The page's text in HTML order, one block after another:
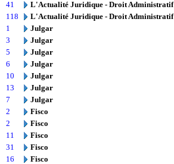
41
L'Actualité Juridique - Droit Administratif
118
L'Actualité Juridique - Droit Administratif
1
Julgar
3
Julgar
5
Julgar
6
Julgar
10
Julgar
13
Julgar
7
Julgar
2
Fisco
2
Fisco
11
Fisco
31
Fisco
16
Fisco